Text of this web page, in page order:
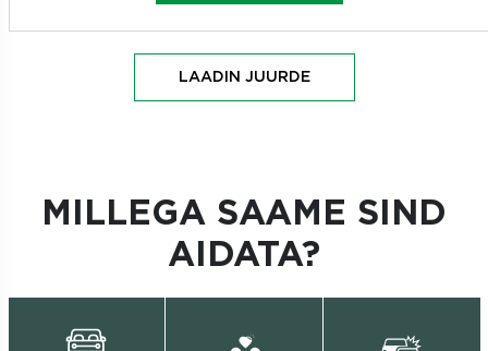
LAADIN JUURDE
MILLEGA SAAME SIND
AIDATA?